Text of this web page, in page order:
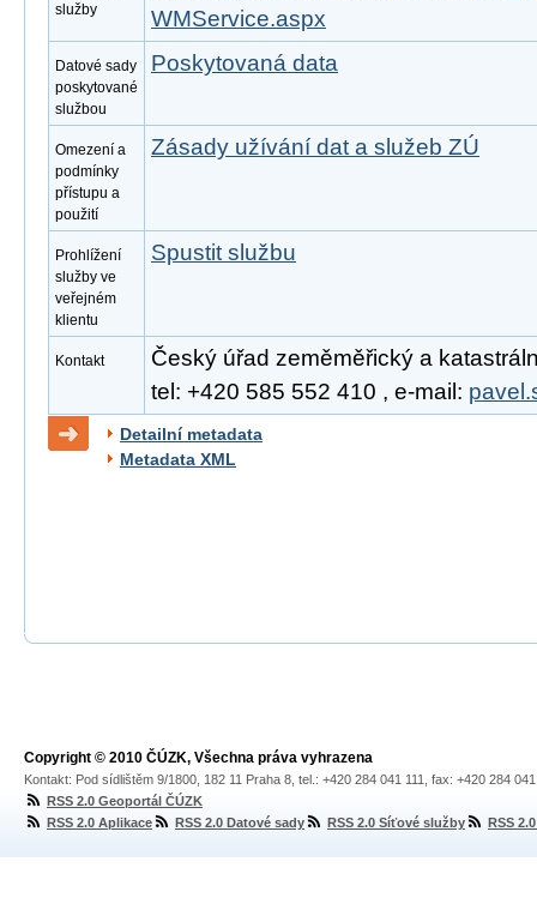
služby
WMService.aspx
Datové sady
poskytované
službou
Poskytovaná data
Omezení a
podmínky
přístupu a
použití
Zásady užívání dat a služeb ZÚ
Prohlížení
služby ve
veřejném
klientu
Spustit službu
Kontakt
Český úřad zeměměřický a
tel: +420 585 552 410 , e-mail:
Detailní metadata
Metadata XML
Copyright © 2010 ČÚZK, Všechna práva vyhrazena
Kontakt: Pod sídlištěm 9/1800, 182 11 Praha 8, tel.: +420 284 041 111, fax: +420 284
RSS 2.0 Geoportál ČÚZK
RSS 2.0 Aplikace
RSS 2.0 Datové sady RSS 2.0 Síťové služby RSS